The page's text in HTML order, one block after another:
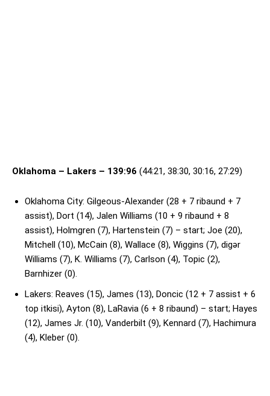
Oklahoma – Lakers – 139:96 (44:21, 38:30, 30:16, 27:29)
Oklahoma City: Gilgeous-Alexander (28 + 7 ribaund + 7
assist), Dort (14), Jalen Williams (10 + 9 ribaund + 8
assist), Holmgren (7), Hartenstein (7) – start; Joe (20),
Mitchell (10), McCain (8), Wallace (8), Wiggins (7), digər
Williams (7), K. Williams (7), Carlson (4), Topic (2),
Barnhizer (0).
Lakers: Reaves (15), James (13), Doncic (12 + 7 assist + 6
top itkisi), Ayton (8), LaRavia (6 + 8 ribaund) – start; Hayes
(12), James Jr. (10), Vanderbilt (9), Kennard (7), Hachimura
(4), Kleber (0).